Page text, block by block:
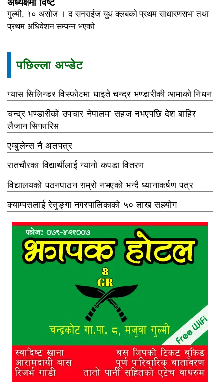
अध्यक्षमा विष्ट
गुल्मी, १० असोज । द सनराईज युथ क्लबको प्रथम साधारणसभा तथा
प्रथम अधिवेशन सम्पन्न भएको
पछिल्ला अप्डेट
ग्यास सिलिन्डर विस्फोटमा घाइते चन्द्र भण्डारीकी आमाको निधन
चन्द्र भण्डारीको उपचार नेपालमा सहज नभएपछि देश बाहिर
लैजान सिफारिस
एम्बुलेन्स नै अलपत्र
रातचौरका विद्यार्थीलाई न्यानो कपडा वितरण
विद्यालयको पठनपाठन राम्रो नभएको भन्दै ध्यानाकर्षण पत्र
क्याम्पसलाई रेसुङ्गा नगरपालिकाको ५० लाख सहयोग